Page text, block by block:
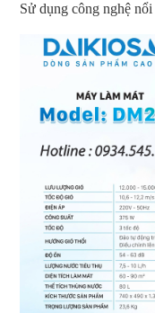
Sử dụng công nghệ